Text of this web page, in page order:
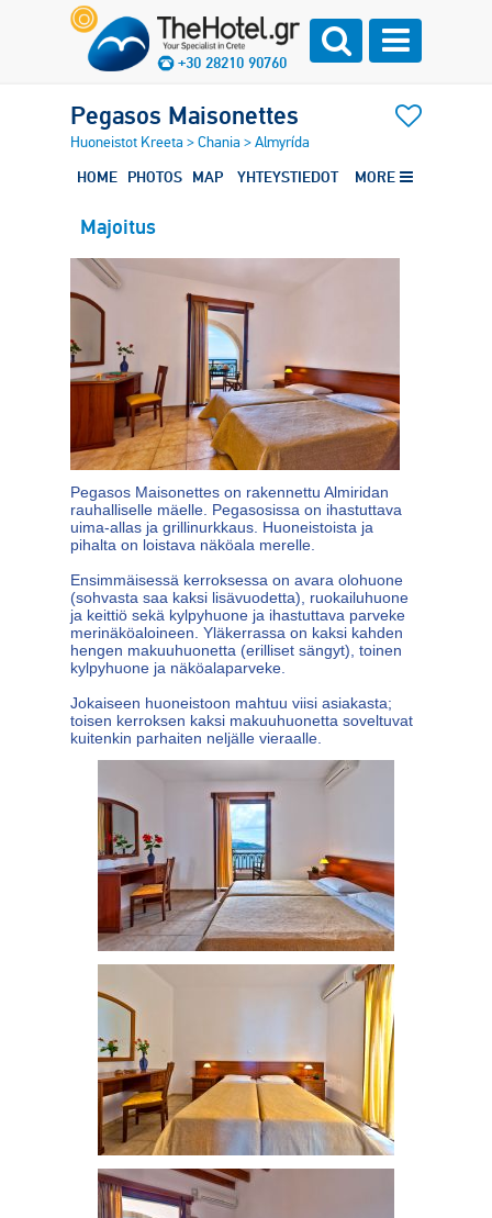
+30 28210 90760
Pegasos Maisonettes
Huoneistot Kreeta >Chania >Almyrída
HOME PHOTOS MAP YHTEYSTIEDOT MORE
Majoitus
Pegasos Maisonettes on rakennettu Almiridan
rauhalliselle mäelle. Pegasosissa on ihastuttava
uima-allas ja grillinurkkaus. Huoneistoista ja
pihalta on loistava näköala merelle.
Ensimmäisessä kerroksessa on avara olohuone
(sohvasta saa kaksi lisävuodetta), ruokailuhuone
ja keittiö sekä kylpyhuone ja ihastuttava parveke
merinäköaloineen. Yläkerrassa on kaksi kahden
hengen makuuhuonetta (erilliset sängyt), toinen
kylpyhuone ja näköalaparveke.
Jokaiseen huoneistoon mahtuu viisi asiakasta;
toisen kerroksen kaksi makuuhuonetta soveltuvat
kuitenkin parhaiten neljälle vieraalle.